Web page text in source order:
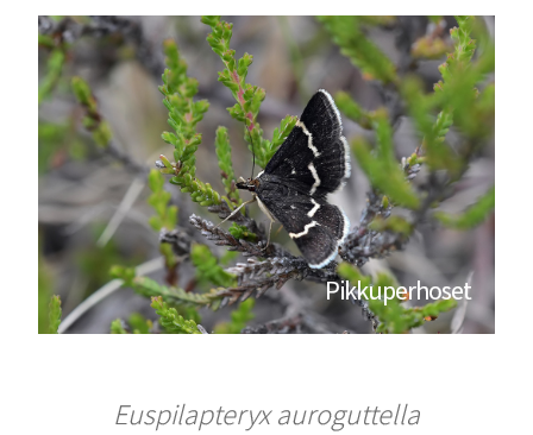
Pikkuperhoset
Euspilapteryx auroguttella